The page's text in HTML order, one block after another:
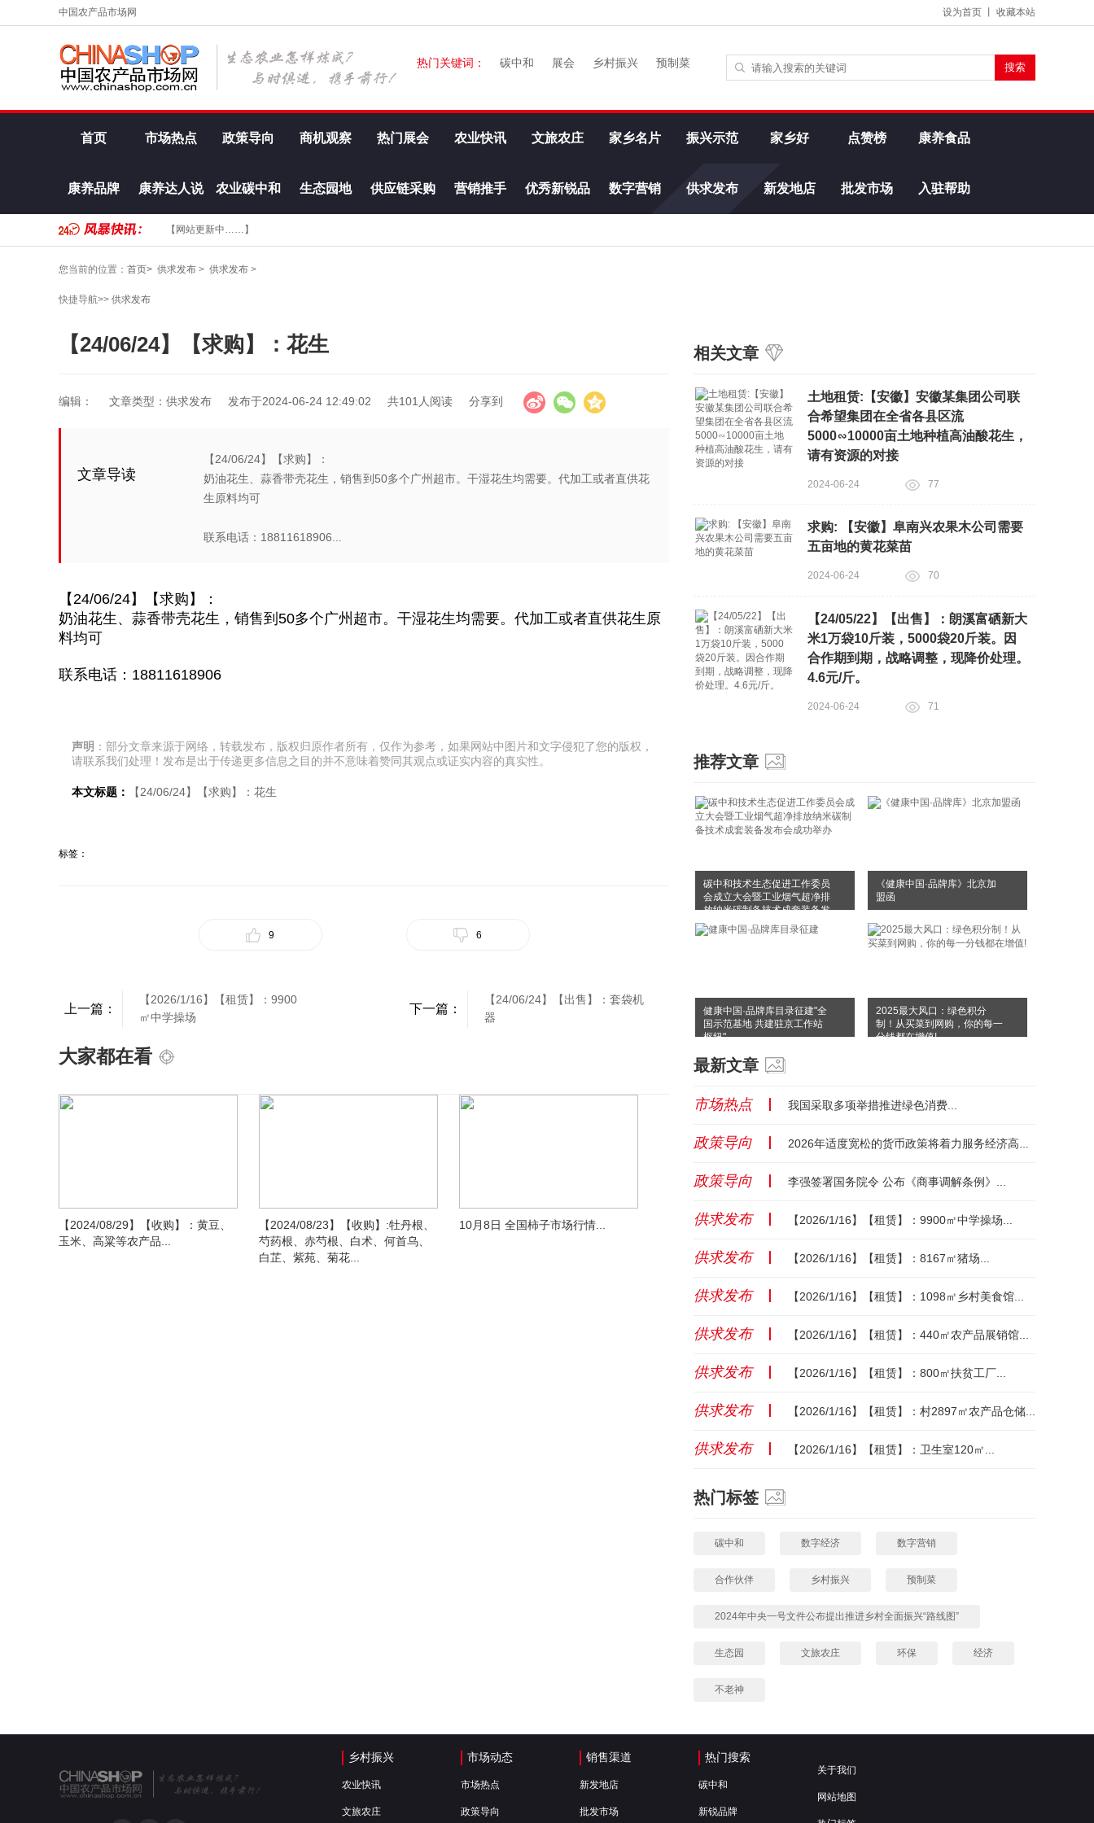
中国农产品市场网 设为首页 收藏本站
热门关键词： 碳中和 展会 乡村振兴 预制菜
首页 市场热点 政策导向 商机观察 热门展会 农业快讯 文旅农庄 家乡名片 振兴示范 家乡好 点赞榜 康养食品
康养品牌 康养达人说 农业碳中和 生态园地 供应链采购 营销推手 优秀新锐品 数字营销 供求发布 新发地店 批发市场 入驻帮助
【网站更新中……】
您当前的位置： 首页> 供求发布 > 供求发布 >
快捷导航>> 供求发布
【24/06/24】【求购】：花生
编辑： 文章类型：供求发布 发布于2024-06-24 12:49:02 共101人阅读 分享到
文章导读
【24/06/24】【求购】：
奶油花生、蒜香带壳花生，销售到50多个广州超市。干湿花生均需要。代加工或者直供花
生原料均可
联系电话：18811618906...
【24/06/24】【求购】：
奶油花生、蒜香带壳花生，销售到50多个广州超市。干湿花生均需要。代加工或者直供花生原
料均可
联系电话：18811618906
声明 ：部分文章来源于网络，转载发布，版权归原作者所有，仅作为参考，如果网站中图片和文字侵犯了您的版权，
请联系我们处理！发布是出于传递更多信息之目的并不意味着赞同其观点或证实内容的真实性。
本文标题： 【24/06/24】【求购】：花生
标签：
9 6
上一篇：
【2026/1/16】【租赁】：9900
㎡中学操场
下一篇：
【24/06/24】【出售】：套袋机
器
大家都在看
【2024/08/29】【收购】：黄豆、
玉米、高粱等农产品...
【2024/08/23】【收购】:牡丹根、
芍药根、赤芍根、白术、何首乌、
白芷、紫苑、菊花...
10月8日 全国柿子市场行情...
相关文章
土地租赁:【安徽】安徽某集团公司联
合希望集团在全省各县区流
5000∽10000亩土地种植高油酸花生，
请有资源的对接
2024-06-24 77
求购: 【安徽】阜南兴农果木公司需要
五亩地的黄花菜苗
2024-06-24 70
【24/05/22】【出售】：朗溪富硒新大
米1万袋10斤装，5000袋20斤装。因
合作期到期，战略调整，现降价处理。
4.6元/斤。
2024-06-24 71
推荐文章
碳中和技术生态促进工作委员
会成立大会暨工业烟气超净排
放纳米碳制备技术成套装备发
布会成功举办
《健康中国·品牌库》北京加
盟函
健康中国·品牌库目录征建"全
国示范基地 共建驻京工作站
枢纽"
2025最大风口：绿色积分
制！从买菜到网购，你的每一
分钱都在增值!
最新文章
市场热点 我国采取多项举措推进绿色消费...
政策导向 2026年适度宽松的货币政策将着力服务经济高质量发展...
政策导向 李强签署国务院令 公布《商事调解条例》...
供求发布 【2026/1/16】【租赁】：9900㎡中学操场...
供求发布 【2026/1/16】【租赁】：8167㎡猪场...
供求发布 【2026/1/16】【租赁】：1098㎡乡村美食馆...
供求发布 【2026/1/16】【租赁】：440㎡农产品展销馆...
供求发布 【2026/1/16】【租赁】：800㎡扶贫工厂...
供求发布 【2026/1/16】【租赁】：村2897㎡农产品仓储...
供求发布 【2026/1/16】【租赁】：卫生室120㎡...
热门标签
碳中和 数字经济 数字营销
合作伙伴 乡村振兴 预制菜
2024年中央一号文件公布提出推进乡村全面振兴“路线图”
生态园 文旅农庄 环保 经济
不老神
乡村振兴
农业快讯
文旅农庄
市场动态
市场热点
政策导向
销售渠道
新发地店
批发市场
热门搜索
碳中和
新锐品牌
关于我们
网站地图